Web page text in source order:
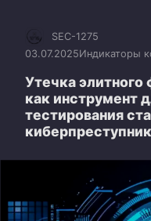
SEC-1275
03.07.2025Индикаторы
Утечка элитного
как инструмент
тестирования